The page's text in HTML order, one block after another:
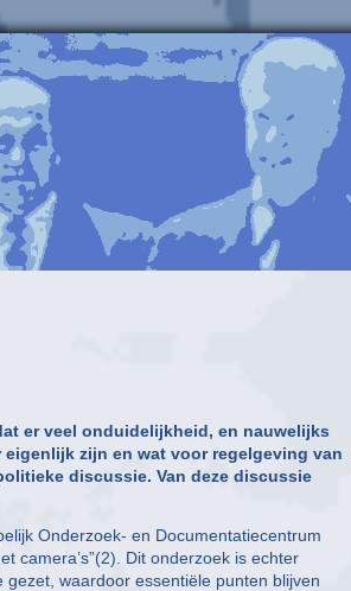
er veel onduidelijkheid, en nauwelijks
eigenlijk zijn en wat voor regelgeving van
discussie. Van deze discussie
Onderzoek- en Documentatiecentrum
camera’s”(2). Dit onderzoek is echter
waardoor essentiële punten blijven